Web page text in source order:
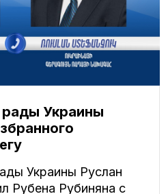
рады Украины
Украины Руслан
Рубена Рубиняна с